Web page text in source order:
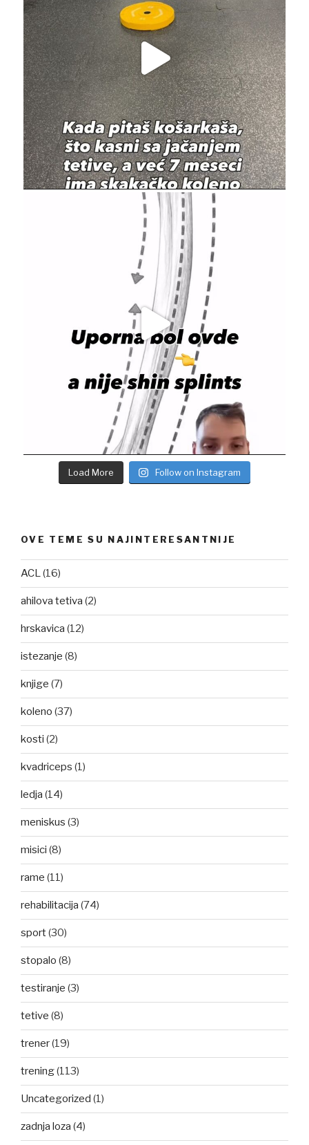
Load More Follow on Instagram
OVE TEME SU NAJINTERESANTNIJE
ACL(16)
ahilova tetiva (2)
hrskavica (12)
istezanje (8)
knjige (7)
koleno (37)
kosti (2)
kvadriceps (1)
ledja (14)
meniskus (3)
misici (8)
rame (11)
rehabilitacija (74)
sport(30)
stopalo (8)
testiranje (3)
tetive (8)
trener(19)
trening(113)
Uncategorized (1)
zadnja loza (4)